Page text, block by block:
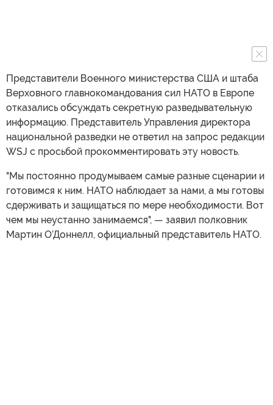
Представители Военного министерства США и штаба
Верховного главнокомандования сил НАТО в Европе
отказались обсуждать секретную разведывательную
информацию. Представитель Управления директора
национальной разведки не ответил на запрос редакции
WSJ с просьбой прокомментировать эту новость.
"Мы постоянно продумываем самые разные сценарии и
готовимся к ним. НАТО наблюдает за нами, а мы готовы
сдерживать и защищаться по мере необходимости. Вот
чем мы неустанно занимаемся", — заявил полковник
Мартин О’Доннелл, официальный представитель НАТО.